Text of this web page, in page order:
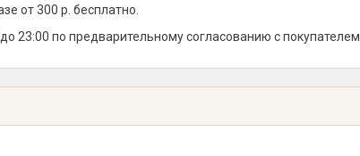
от 300 р. бесплатно.
23:00 по предварительному согласованию с покупателем.